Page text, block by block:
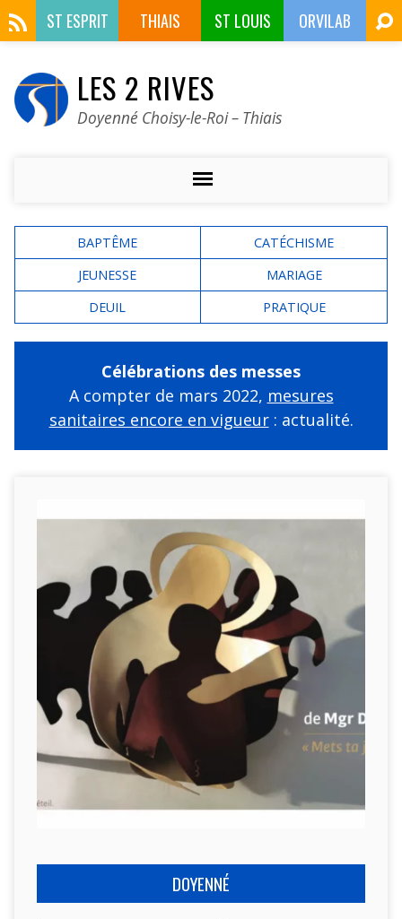
ST ESPRIT THIAIS ST LOUIS ORVILAB
LES 2 RIVES
Doyenné Choisy-le-Roi – Thiais
BAPTÊME
CATÉCHISME
JEUNESSE
MARIAGE
DEUIL
PRATIQUE
Célébrations des messes
A compter de mars 2022, mesures
sanitaires encore en vigueur: actualité.
DOYENNÉ